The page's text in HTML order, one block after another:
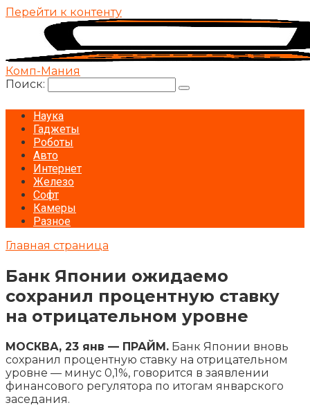
Перейти к контенту
Комп-Мания
Поиск:
Наука
Гаджеты
Роботы
Авто
Интернет
Железо
Софт
Камеры
Разное
Главная страница
Банк Японии ожидаемо
сохранил процентную ставку
на отрицательном уровне
МОСКВА, 23 янв — ПРАЙМ. Банк Японии вновь
сохранил процентную ставку на отрицательном
уровне — минус 0,1%, говорится в заявлении
финансового регулятора по итогам январского
заседания.